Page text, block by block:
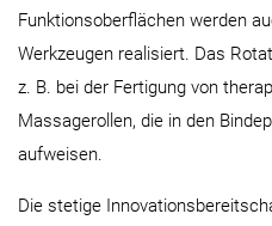
Funktionsoberflächen werden
Werkzeugen realisiert. Das
z. B. bei der Fertigung von
Massagerollen, die in den
aufweisen.
Die stetige